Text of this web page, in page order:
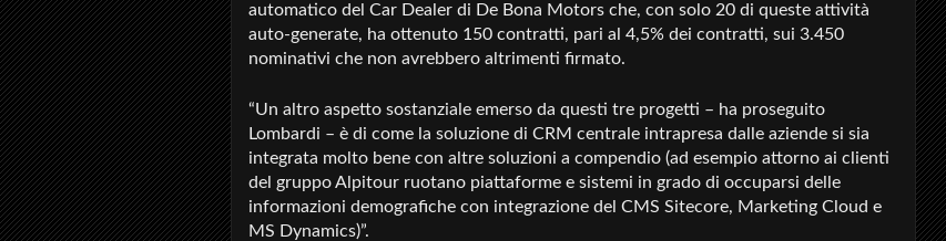
automatico del Car Dealer di De Bona Motors che, con solo 20 di queste attività
auto-generate, ha ottenuto 150 contratti, pari al 4,5% dei contratti, sui 3.450
nominativi che non avrebbero altrimenti firmato.
“Un altro aspetto sostanziale emerso da questi tre progetti – ha proseguito
Lombardi – è di come la soluzione di CRM centrale intrapresa dalle aziende si sia
integrata molto bene con altre soluzioni a compendio (ad esempio attorno ai clienti
del gruppo Alpitour ruotano piattaforme e sistemi in grado di occuparsi delle
informazioni demografiche con integrazione del CMS Sitecore, Marketing Cloud e
MS Dynamics)”.